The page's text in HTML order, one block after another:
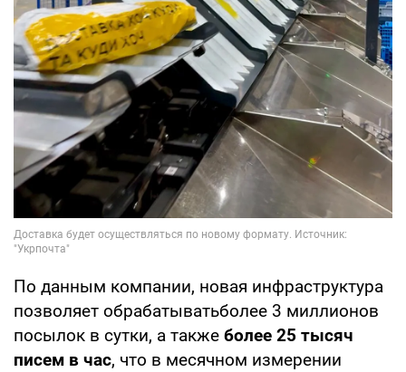
По данным компании, новая инфраструктура
позволяет обрабатыватьболее 3 миллионов
посылок в сутки, а также более 25 тысяч
писем в час, что в месячном измерении